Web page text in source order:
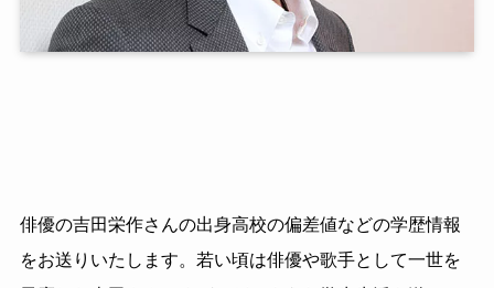
俳優の吉田栄作さんの出身高校の偏差値などの学歴情報
をお送りいたします。若い頃は俳優や歌手として一世を